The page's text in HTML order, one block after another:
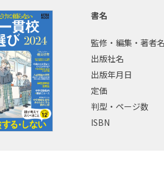
書名
監修・編集・著者名
出版社名
出版年月日
定価
判型・ページ数
ISBN